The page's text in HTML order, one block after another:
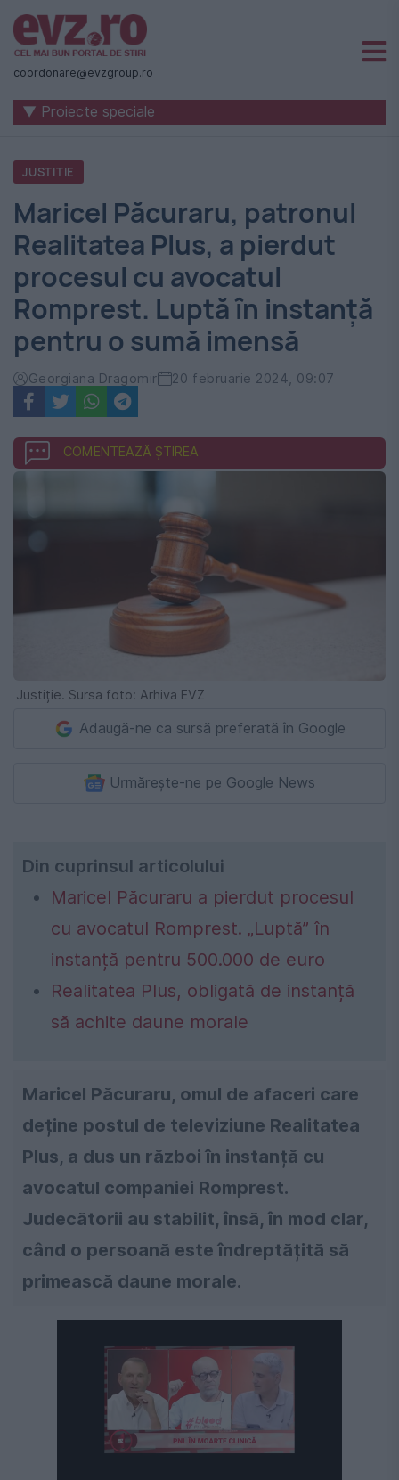
Știri
naționale
internaționale
România
-
Evenimentul
Zilei
coordonare@evzgroup.ro
▼ Proiecte speciale
JUSTITIE
Maricel Păcuraru, patronul
Realitatea Plus, a pierdut
procesul cu avocatul
Romprest. Luptă în instanță
pentru o sumă imensă
Georgiana Dragomir 20 februarie 2024, 09:07
COMENTEAZĂ ȘTIREA
Justiție. Sursa foto: Arhiva EVZ
Adaugă-ne ca sursă preferată în Google
Urmărește-ne pe Google News
Din cuprinsul articolului
Maricel Păcuraru a pierdut procesul
cu avocatul Romprest. „Luptă” în
instanță pentru 500.000 de euro
Realitatea Plus, obligată de instanță
să achite daune morale
Maricel Păcuraru, omul de afaceri care
deține postul de televiziune Realitatea
Plus, a dus un război în instanță cu
avocatul companiei Romprest.
Judecătorii au stabilit, însă, în mod clar,
când o persoană este îndreptățită să
primească daune morale.